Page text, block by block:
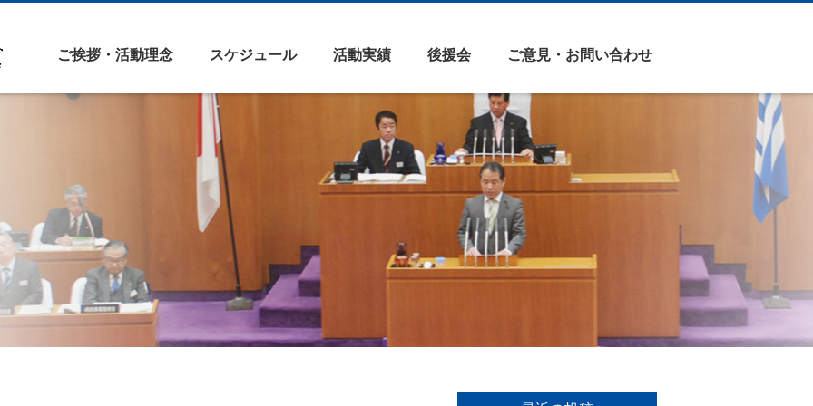
ご挨拶・活動理念 スケジュール 活動実績 後援会 ご意見・お問い合わせ